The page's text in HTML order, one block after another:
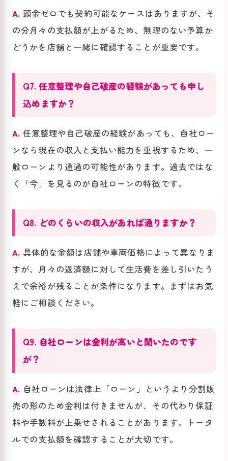
A. 頭金ゼロでも契約可能なケースはありますが、そ
の分月々の支払額が上がるため、無理のない予算か
どうかを店舗と一緒に確認することが重要です。
Q7. 任意整理や自己破産の経験があっても申し
込めますか？
A. 任意整理や自己破産の経験があっても、自社ロー
ンなら現在の収入と支払い能力を重視するため、一
般ローンより通過の可能性があります。過去ではな
く「今」を見るのが自社ローンの特徴です。
Q8. どのくらいの収入があれば通りますか？
A. 具体的な金額は店舗や車両価格によって異なりま
すが、月々の返済額に対して生活費を差し引いたう
えで余裕が残ることが条件になります。まずはお気
軽にご相談ください。
Q9. 自社ローンは金利が高いと聞いたのです
が？
A. 自社ローンは法律上「ローン」というより分割販
売の形のため金利は付きませんが、その代わり保証
料や手数料が上乗せされることがあります。トータ
ルでの支払額を確認することが大切です。